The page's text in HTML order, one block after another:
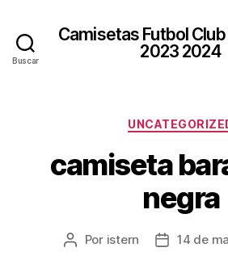
Buscar
Camisetas Futbol
2023 2024
camiseta
negra
Autor
Por istern
Fecha
14 de